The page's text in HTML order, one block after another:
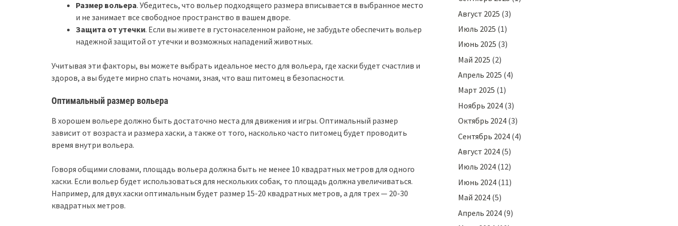
Размер вольера. Убедитесь, что вольер подходящего размера вписывается в выбранное место
и не занимает все свободное пространство в вашем дворе.
Защита от утечки. Если вы живете в густонаселенном районе, не забудьте обеспечить вольер
надежной защитой от утечки и возможных нападений животных.
Учитывая эти факторы, вы можете выбрать идеальное место для вольера, где хаски будет счастлив и
здоров, а вы будете мирно спать ночами, зная, что ваш питомец в безопасности.
Оптимальный размер вольера
В хорошем вольере должно быть достаточно места для движения и игры. Оптимальный размер
зависит от возраста и размера хаски, а также от того, насколько часто питомец будет проводить
время внутри вольера.
Говоря общими словами, площадь вольера должна быть не менее 10 квадратных метров для одного
хаски. Если вольер будет использоваться для нескольких собак, то площадь должна увеличиваться.
Например, для двух хаски оптимальным будет размер 15-20 квадратных метров, а для трех — 20-30
квадратных метров.
Август 2025 (3)
Июль 2025 (1)
Июнь 2025 (3)
Май 2025 (2)
Апрель 2025 (4)
Март 2025 (1)
Ноябрь 2024(3)
Октябрь 2024(3)
Сентябрь 2024(4)
Август 2024(5)
Июль 2024(12)
Июнь 2024(11)
Май 2024(5)
Апрель 2024(9)